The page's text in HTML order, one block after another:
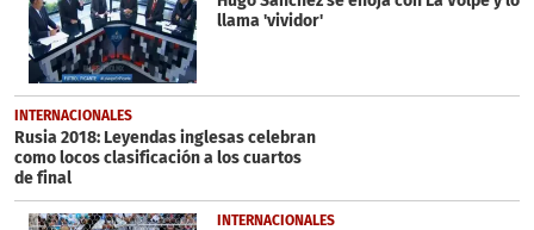
54
seconds
llama 'vividor'
INTERNACIONALES
Rusia 2018: Leyendas inglesas celebran
como locos clasificación a los cuartos
de final
INTERNACIONALES